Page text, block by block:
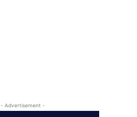
- Advertisement -